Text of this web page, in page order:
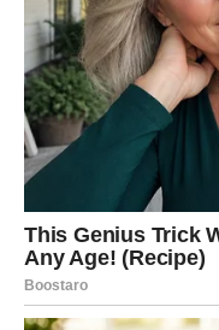
komunikacija. Sve
površinu i može
Zvijezde vam
ih izrazite jasno i